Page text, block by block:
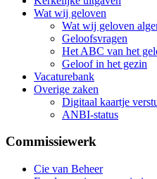
Wat wij geloven
Wat wij geloven
Geloofsvragen
Het ABC van het
Geloof in het gezin
Vacaturebank
Overige zaken
Digitaal kaartje
ANBI-status
Commissiewerk
Cie van Beheer